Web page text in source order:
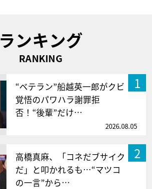
ランキング
RANKING
1
“ベテラン”船越英一郎がクビ
覚悟のパワハラ謝罪拒
否！“後輩”だけ…
2026.08.05
2
高橋真麻、「コネだブサイク
だ」と叩かれるも…“マツコ
の一言”から…